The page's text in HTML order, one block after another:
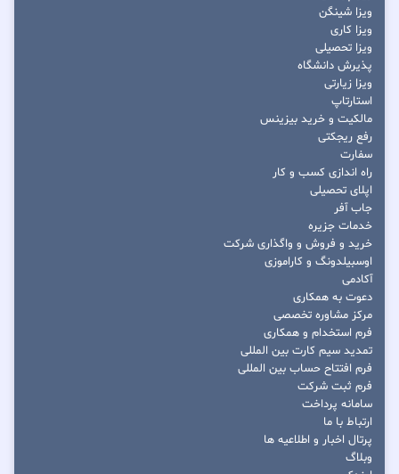
ویزا شینگن
ویزا کاری
ویزا تحصیلی
پذیرش دانشگاه
ویزا زیارتی
استارتاپ
مالکیت و خرید بیزینس
رفع ریجکتی
سفارت
راه اندازی کسب و کار
اپلای تحصیلی
جاب آفر
خدمات جزیره
خرید و فروش و واگذاری شرکت
اوسبیلدونگ و کاراموزی
آکادمی
دعوت به همکاری
مرکز مشاوره تخصصی
فرم استخدام و همکاری
تمدید سیم کارت بین المللی
فرم افتتاح حساب بین المللی
فرم ثبت شرکت
سامانه پرداخت
ارتباط با ما
پرتال اخبار و اطلاعیه ها
وبلاگ